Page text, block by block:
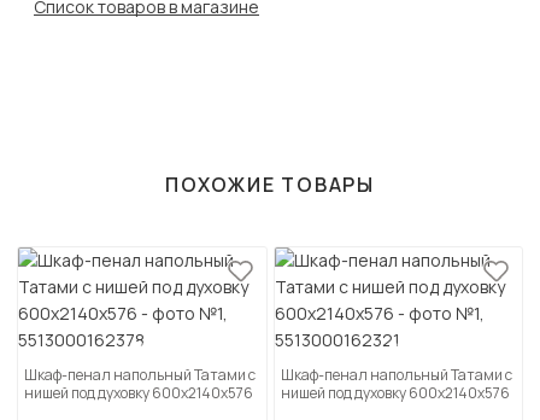
Список товаров в магазине
ПОХОЖИЕ ТОВАРЫ
Шкаф-пенал напольный Татами с
нишей под духовку 600х2140х576
Шкаф-пенал напольный Татами с
нишей под духовку 600х2140х576